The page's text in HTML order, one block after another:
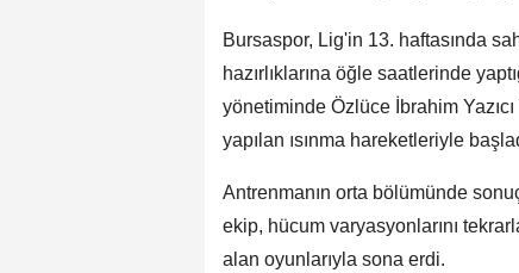
Bursaspor, Lig'in 13. haftasında
hazırlıklarına öğle saatlerinde
yönetiminde Özlüce İbrahim
yapılan ısınma hareketleriyle
Antrenmanın orta bölümünde
ekip, hücum varyasyonlarını
alan oyunlarıyla sona erdi.